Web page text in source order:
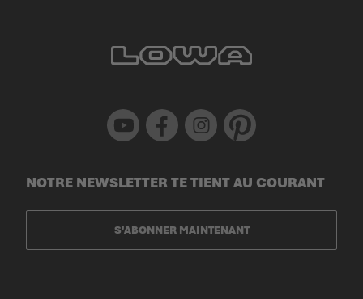
Youtube Facebook Instagram Pinterest
NOTRE NEWSLETTER TE TIENT AU COURANT
S'ABONNER MAINTENANT